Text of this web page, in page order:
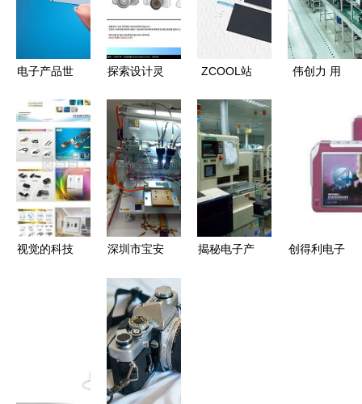
电子产品世
创新与未来
探索设计灵
载电子产品
手绘立体图
形AI素材
（编号
2329754，
红动网）
ZCOOL站
产品设计编
辑精选 创
新与美学的
完美融合
伟创力 用
活，以人文
关怀温暖数
字时代
视觉的科技
深圳市宝安
模具厂 贴
片机电子产
品系列介绍
揭秘电子产
创得利电子